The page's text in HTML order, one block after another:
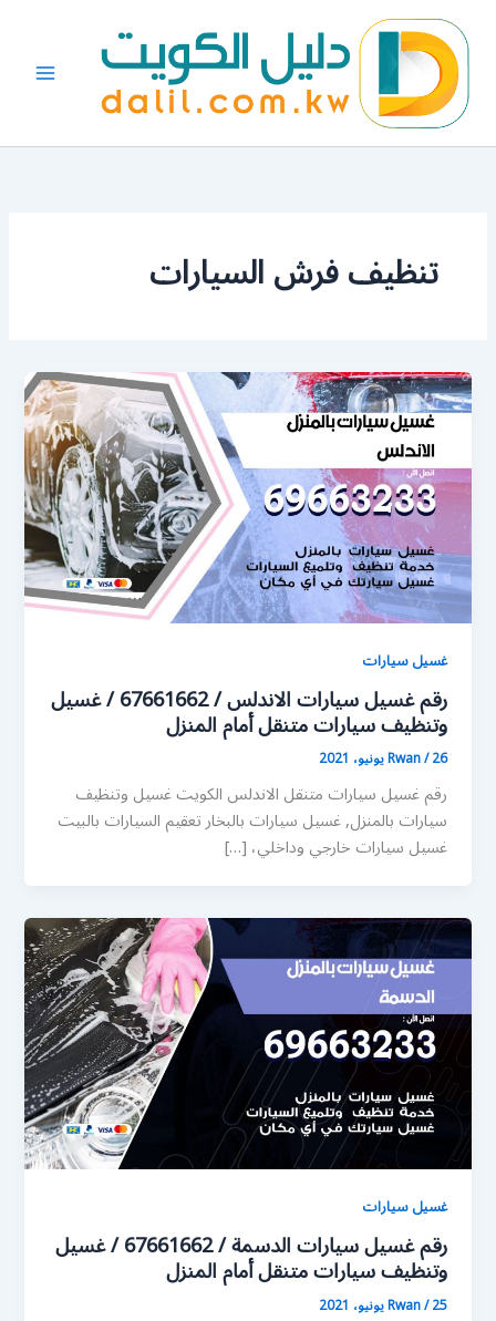
المحتوى
تنظيف فرش السيارات
غسيل سيارات
رقم غسيل سيارات الاندلس / 67661662 / غسيل
وتنظيف سيارات متنقل أمام المنزل
Rwan/26 يونيو، 2021
رقم غسيل سيارات متنقل الاندلس الكويت غسيل وتنظيف
سيارات بالمنزل, غسيل سيارات بالبخار تعقيم السيارات بالبيت
غسيل سيارات خارجي وداخلي، […]
غسيل سيارات
رقم غسيل سيارات الدسمة / 67661662 / غسيل
وتنظيف سيارات متنقل أمام المنزل
Rwan/25 يونيو، 2021